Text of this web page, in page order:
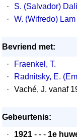
·
S. (Salvador) Dali
·
W. (Wifredo) Lam
Bevriend met:
·
Fraenkel, T.
·
Radnitsky, E.
·
Vaché, J. vanaf
Gebeurtenis:
·
1921 - - - 1e